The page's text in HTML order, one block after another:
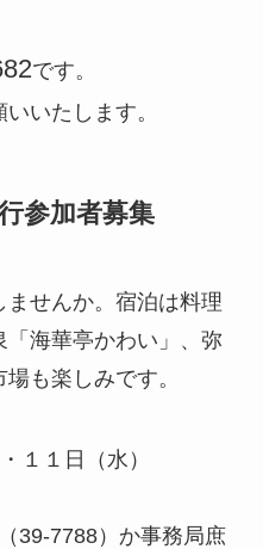
です。
いたします。
参加者募集
せんか。宿泊は料理
「海華亭かわい」、弥
も楽しみです。
１１日（水）
39-7788）か事務局庶